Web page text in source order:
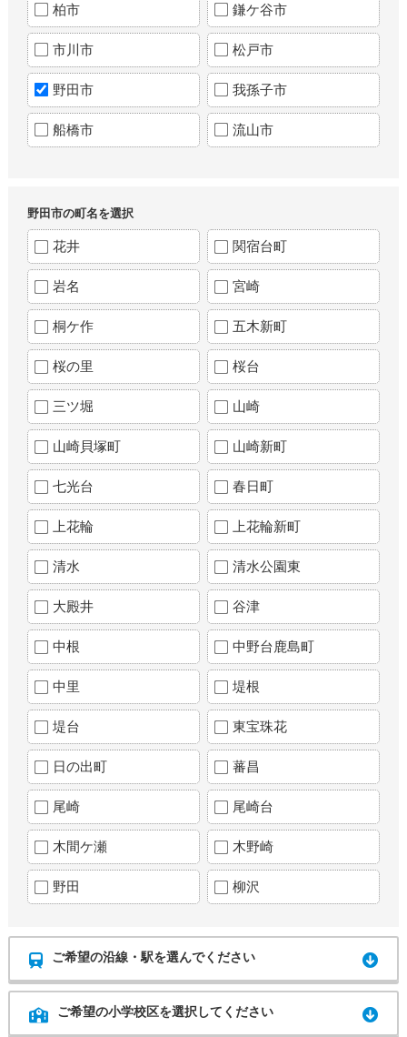
柏市 鎌ケ谷市
市川市 松戸市
野田市 我孫子市
船橋市 流山市
野田市の町名を選択
花井 関宿台町
岩名 宮崎
桐ケ作 五木新町
桜の里 桜台
三ツ堀 山崎
山崎貝塚町 山崎新町
七光台 春日町
上花輪 上花輪新町
清水 清水公園東
大殿井 谷津
中根 中野台鹿島町
中里 堤根
堤台 東宝珠花
日の出町 蕃昌
尾崎 尾崎台
木間ケ瀬 木野崎
野田 柳沢
ご希望の沿線・駅を選んでください
ご希望の小学校区を選択してください